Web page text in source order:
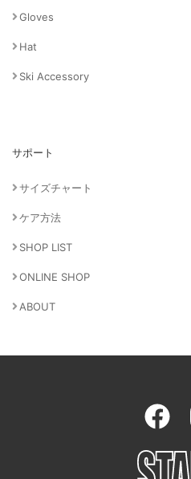
Gloves
Hat
Ski Accessory
サポート
サイズチャート
ケア方法
SHOP LIST
ONLINE SHOP
ABOUT